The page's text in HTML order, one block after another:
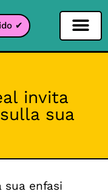
✔
invita
sua
sua enfasi